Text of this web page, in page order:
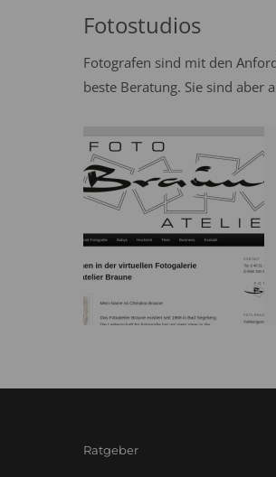
Fotostudios
Fotografen sind mit den
beste Beratung. Sie sind aber
Ratgeber